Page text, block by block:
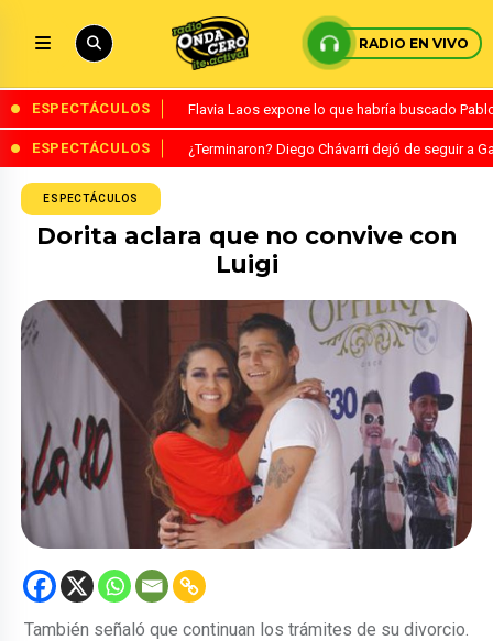
RADIO EN VIVO
ESPECTÁCULOS Flavia Laos expone lo que habría buscado
ESPECTÁCULOS ¿Terminaron? Diego Chávarri dejó de seguir a
ESPECTÁCULOS
Dorita aclara que no convive con
Luigi
También señaló que continuan los trámites de su divorcio.